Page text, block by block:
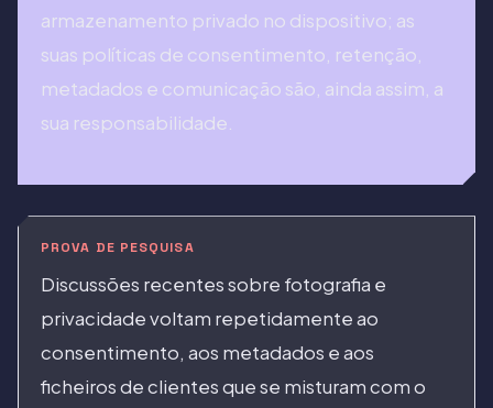
armazenamento privado no dispositivo; as
suas políticas de consentimento, retenção,
metadados e comunicação são, ainda assim, a
sua responsabilidade.
PROVA DE PESQUISA
Discussões recentes sobre fotografia e
privacidade voltam repetidamente ao
consentimento, aos metadados e aos
ficheiros de clientes que se misturam com o